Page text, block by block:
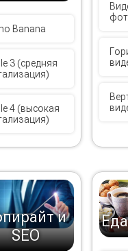
Banana
3 (средняя
4 (высокая
и
SEO